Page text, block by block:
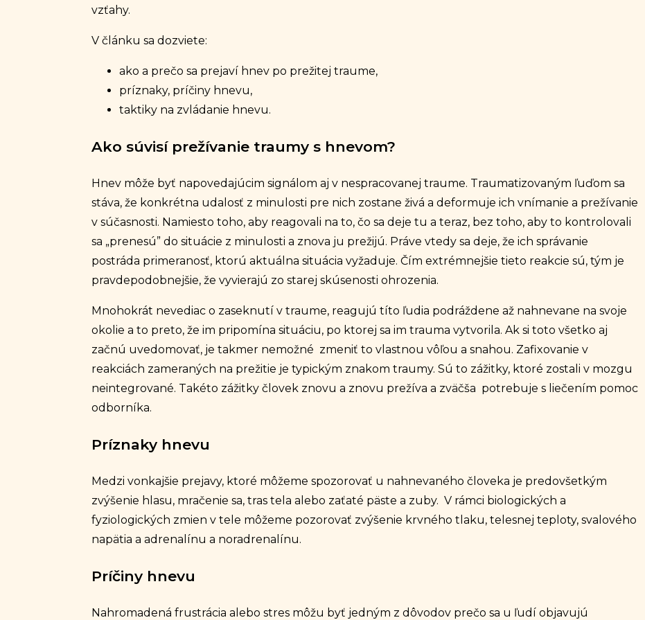
vzťahy.
V článku sa dozviete:
ako a prečo sa prejaví hnev po prežitej traume,
príznaky, príčiny hnevu,
taktiky na zvládanie hnevu.
Ako súvisí prežívanie traumy s hnevom?
Hnev môže byť napovedajúcim signálom aj v nespracovanej traume. Traumatizovaným ľuďom sa
stáva, že konkrétna udalosť z minulosti pre nich zostane živá a deformuje ich vnímanie a prežívanie
v súčasnosti. Namiesto toho, aby reagovali na to, čo sa deje tu a teraz, bez toho, aby to kontrolovali
sa „prenesú” do situácie z minulosti a znova ju prežijú. Práve vtedy sa deje, že ich správanie
postráda primeranosť, ktorú aktuálna situácia vyžaduje. Čím extrémnejšie tieto reakcie sú, tým je
pravdepodobnejšie, že vyvierajú zo starej skúsenosti ohrozenia.
Mnohokrát nevediac o zaseknutí v traume, reagujú títo ľudia podráždene až nahnevane na svoje
okolie a to preto, že im pripomína situáciu, po ktorej sa im trauma vytvorila. Ak si toto všetko aj
začnú uvedomovať, je takmer nemožné zmeniť to vlastnou vôľou a snahou. Zafixovanie v
reakciách zameraných na prežitie je typickým znakom traumy. Sú to zážitky, ktoré zostali v mozgu
neintegrované. Takéto zážitky človek znovu a znovu prežíva a zväčša potrebuje s liečením pomoc
odborníka.
Príznaky hnevu
Medzi vonkajšie prejavy, ktoré môžeme spozorovať u nahnevaného človeka je predovšetkým
zvýšenie hlasu, mračenie sa, tras tela alebo zaťaté päste a zuby. V rámci biologických a
fyziologických zmien v tele môžeme pozorovať zvýšenie krvného tlaku, telesnej teploty, svalového
napätia a adrenalínu a noradrenalínu.
Príčiny hnevu
Nahromadená frustrácia alebo stres môžu byť jedným z dôvodov prečo sa u ľudí objavujú